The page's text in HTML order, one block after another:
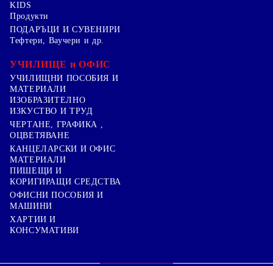
KIDS
Продукти
ПОДАРЪЦИ И СУВЕНИРИ
Тефтери, Ваучери и др.
УЧИЛИЩЕ и ОФИС
УЧИЛИЩНИ ПОСОБИЯ И
МАТЕРИАЛИ
ИЗОБРАЗИТЕЛНО
ИЗКУСТВО И ТРУД
ЧЕРТАНЕ, ГРАФИКА ,
ОЦВЕТЯВАНЕ
КАНЦЕЛАРСКИ И ОФИС
МАТЕРИАЛИ
ПИШЕЩИ И
КОРИГИРАЩИ СРЕДСТВА
ОФИСНИ ПОСОБИЯ И
МАШИНИ
ХАРТИИ И
КОНСУМАТИВИ